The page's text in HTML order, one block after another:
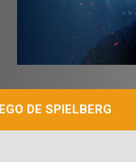
DE SPIELBERG